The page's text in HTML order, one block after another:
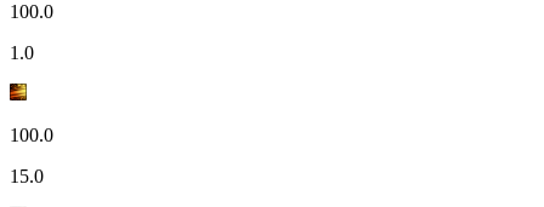
100.0
1.0
100.0
15.0